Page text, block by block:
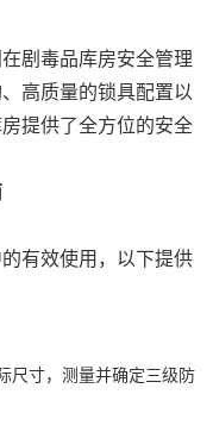
剧毒品库房安全管理
高质量的锁具配置以
提供了全方位的安全
有效使用，以下提供
尺寸，测量并确定三级防